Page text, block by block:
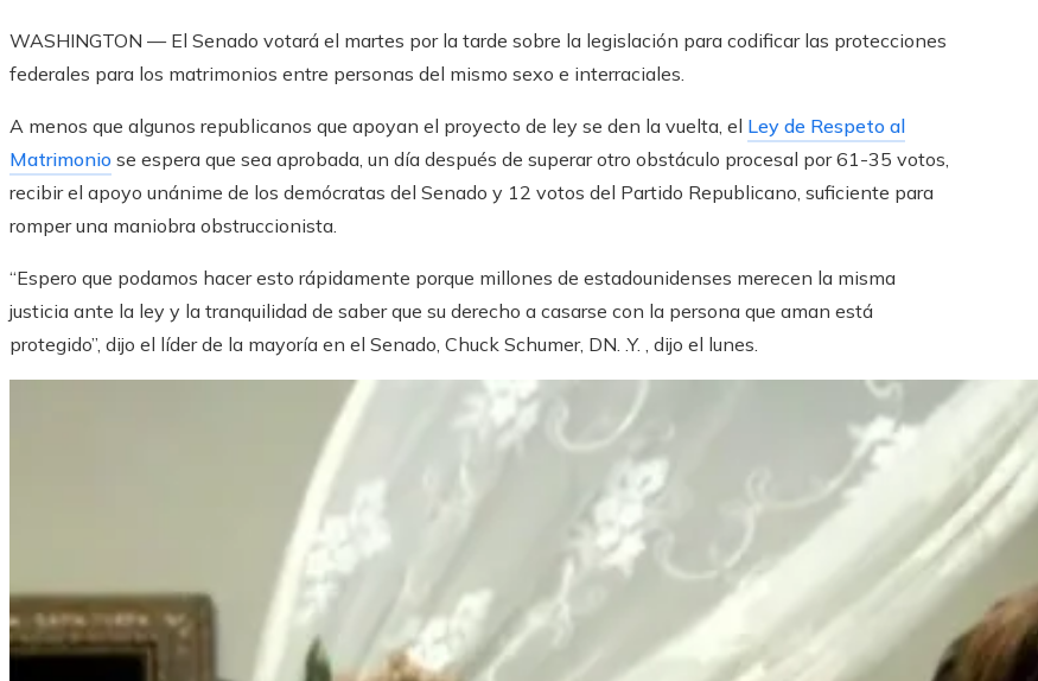
WASHINGTON — El Senado votará el martes por la tarde sobre la legislación para codificar las protecciones
federales para los matrimonios entre personas del mismo sexo e interraciales.
A menos que algunos republicanos que apoyan el proyecto de ley se den la vuelta, el Ley de Respeto al
Matrimonio se espera que sea aprobada, un día después de superar otro obstáculo procesal por 61-35 votos,
recibir el apoyo unánime de los demócratas del Senado y 12 votos del Partido Republicano, suficiente para
romper una maniobra obstruccionista.
“Espero que podamos hacer esto rápidamente porque millones de estadounidenses merecen la misma
justicia ante la ley y la tranquilidad de saber que su derecho a casarse con la persona que aman está
protegido”, dijo el líder de la mayoría en el Senado, Chuck Schumer, DN. .Y. , dijo el lunes.